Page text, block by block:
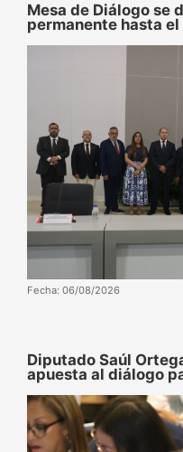
Mesa de Diálogo se
permanente hasta
Fecha: 06/08/2026
Diputado Saúl
apuesta al diálogo